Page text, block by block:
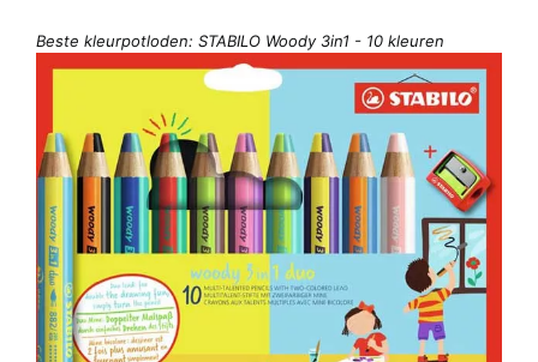
Beste kleurpotloden: STABILO Woody 3in1 - 10 kleuren